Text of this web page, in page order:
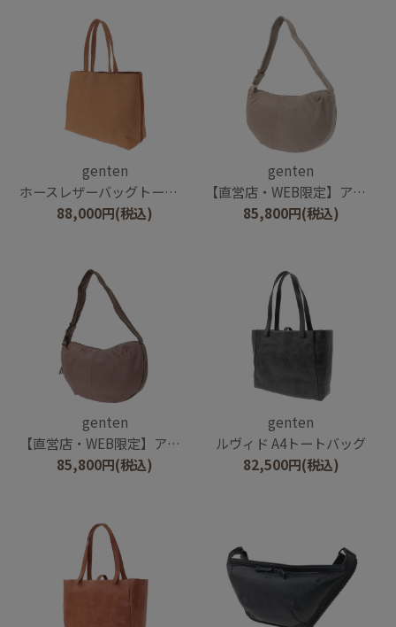
genten
ホースレザーバッグトート（大）
88,000円(税込)
genten
【直営店・WEB限定】アマカ ショルダーバッグ大
85,800円(税込)
genten
【直営店・WEB限定】アマカ ショルダーバッグ大
85,800円(税込)
genten
ルヴィド A4トートバッグ
82,500円(税込)